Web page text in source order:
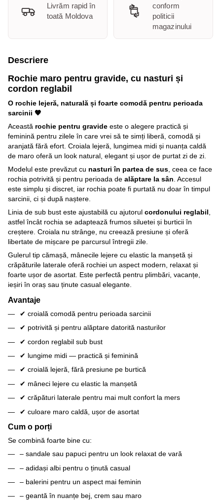
Livrăm rapid în
toată Moldova
conform
politicii
magazinului
Descriere
Rochie maro pentru gravide, cu nasturi și
cordon reglabil
O rochie lejeră, naturală și foarte comodă pentru perioada
sarcinii 🤎
Această rochie pentru gravide este o alegere practică și
feminină pentru zilele în care vrei să te simți liberă, comodă și
aranjată fără efort. Croiala lejeră, lungimea midi și nuanța caldă
de maro oferă un look natural, elegant și ușor de purtat zi de zi.
Modelul este prevăzut cu nasturi în partea de sus , ceea ce face
rochia potrivită și pentru perioada de alăptare la sân . Accesul
este simplu și discret, iar rochia poate fi purtată nu doar în timpul
sarcinii, ci și după naștere.
Linia de sub bust este ajustabilă cu ajutorul cordonului reglabil
astfel încât rochia se adaptează frumos siluetei și burticii în
creștere. Croiala nu strânge, nu creează presiune și oferă
libertate de mișcare pe parcursul întregii zile.
Gulerul tip cămașă, mânecile lejere cu elastic la manșetă și
crăpăturile laterale oferă rochiei un aspect modern, relaxat și
foarte ușor de asortat. Este perfectă pentru plimbări, vacanțe,
ieșiri în oraș sau ținute casual elegante.
Avantaje
✔ croială comodă pentru perioada sarcinii
✔ potrivită și pentru alăptare datorită nasturilor
✔ cordon reglabil sub bust
✔ lungime midi — practică și feminină
✔ croială lejeră, fără presiune pe burtică
✔ mâneci lejere cu elastic la manșetă
✔ crăpături laterale pentru mai mult confort la mers
✔ culoare maro caldă, ușor de asortat
Cum o porți
Se combină foarte bine cu:
– sandale sau papuci pentru un look relaxat de vară
– adidași albi pentru o ținută casual
– balerini pentru un aspect mai feminin
– geantă în nuanțe bej, crem sau maro